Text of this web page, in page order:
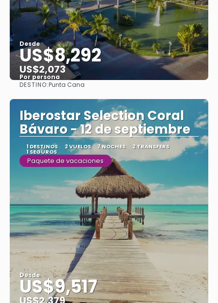
Desde
US$8,292
US$2,073
Por persona
DESTINO:Punta Cana
Iberostar Selection Coral
Bávaro - 12 de septiembre
1 DESTINOS 2 VUELOS 7 NOCHES 2 TRANSFERS
1 SEGUROS
Paquete de vacaciones
Desde
US$9,517